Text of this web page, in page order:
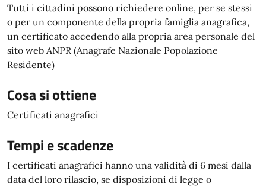
Tutti i cittadini possono richiedere online, per se stessi
o per un componente della propria famiglia anagrafica,
un certificato accedendo alla propria area personale del
sito web ANPR (Anagrafe Nazionale Popolazione
Residente)
Cosa si ottiene
Certificati anagrafici
Tempi e scadenze
I certificati anagrafici hanno una validità di 6 mesi dalla
data del loro rilascio, se disposizioni di legge o